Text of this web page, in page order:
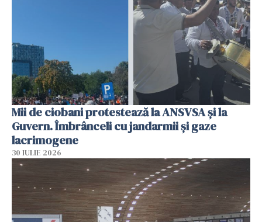
Mii de ciobani protestează la ANSVSA și la
Guvern. Îmbrânceli cu jandarmii și gaze
lacrimogene
30 IULIE 2026